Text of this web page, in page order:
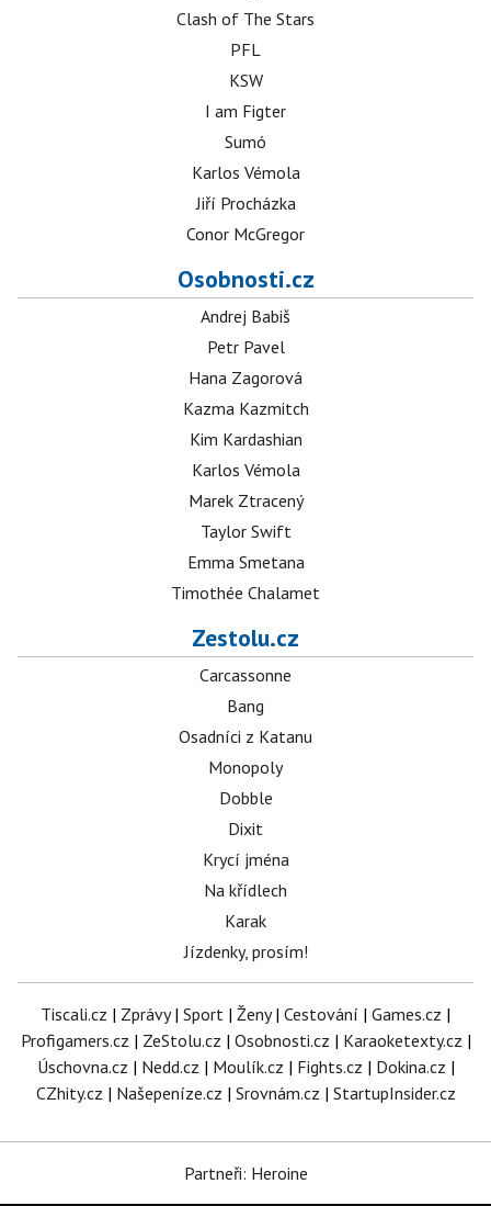
Clash of The Stars
PFL
KSW
I am Figter
Sumó
Karlos Vémola
Jiří Procházka
Conor McGregor
Osobnosti.cz
Andrej Babiš
Petr Pavel
Hana Zagorová
Kazma Kazmitch
Kim Kardashian
Karlos Vémola
Marek Ztracený
Taylor Swift
Emma Smetana
Timothée Chalamet
Zestolu.cz
Carcassonne
Bang
Osadníci z Katanu
Monopoly
Dobble
Dixit
Krycí jména
Na křídlech
Karak
Jízdenky, prosím!
Tiscali.cz | Zprávy| Sport | Ženy| Cestování | Games.cz |
Profigamers.cz | ZeStolu.cz | Osobnosti.cz | Karaoketexty.cz |
Úschovna.cz | Nedd.cz | Moulík.cz | Fights.cz | Dokina.cz |
CZhity.cz | Našepeníze.cz | Srovnám.cz | StartupInsider.cz
Partneři: Heroine